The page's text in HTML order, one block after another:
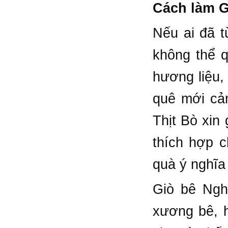
Cách làm
Nếu ai đã
không thể
hương
quê mới
Thịt Bò xin
thích hợp
quà ý
Giò bê
xương bê,